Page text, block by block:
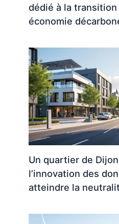
dédié à la
économie
Un quartier de
l’innovation des
atteindre la